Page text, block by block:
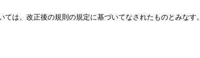
は、改正後の規則の規定に基づいてなされたものとみなす。